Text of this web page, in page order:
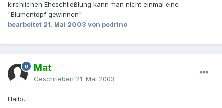
kirchlichen Eheschließlung kann man nicht einmal eine
"Blumentopf gewinnen".
bearbeitet 21. Mai 2003 von pedrino
Mat
Geschrieben 21. Mai 2003
Hallo,